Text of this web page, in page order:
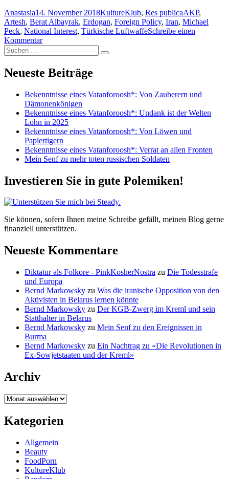
Autor
AnastasiaVeröffentlicht
am
14. November 2018Kategorien
KultureKlub, Res publicaSchlagwörter
AKP,
Artesh, Berat Albayrak, Erdogan, Foreign Policy, Iran, Michael
Peck, National Interest, Türkische LuftwaffeSchreibe einen
Kommentarzu
Tragödie
einer
Farce
Suchen
nach:
Suchen
Neueste Beiträge
Bekenntnisse eines Vatanforoosh*: Von Zauberern und
Dämonenkönigen
Bekenntnisse eines Vatanforoosh*: Undank ist der Welten
Lohn in 2025
Bekenntnisse eines Vatanforoosh*: Von Löwen und
Papiertigern
Bekenntnisse eines Vatanforoosh*: Verrat an allen Fronten
Mein Senf zu mehr toten russischen Soldaten
Investieren Sie in gute Polemiken!
Sie können, sofern Ihnen meine Schreibe gefällt, meinen Blog gerne
finanziell unterstützen.
Neueste Kommentare
Diktatur als Folkore - PinkKosherNostra zu Die Todesstrafe
und Europa
Bernd Markowsky zu Was die iranische Opposition von den
Aktivisten in Belarus lernen könnte
Bernd Markowsky zu Der KGB-Zwerg im Kreml und sein
Statthalter in Belarus
Bernd Markowsky zu Mein Senf zu den Ereignissen in
Burma
Bernd Markowsky zu Ein Nachtrag zu «Die Revolutionen in
Ex-Sowjetstaaten und der Kreml»
Archiv
Archiv
Kategorien
Allgemein
Beauty
FoodPorn
KultureKlub